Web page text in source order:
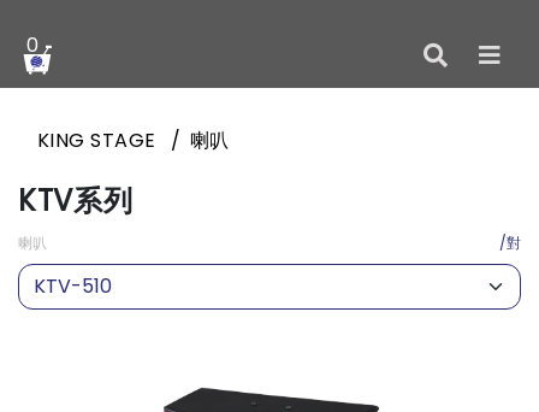
0
KING STAGE 喇叭
KTV系列
喇叭 /對
KTV-510